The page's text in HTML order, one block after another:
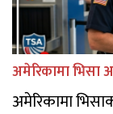
अमेरिकामा भिसा
अमेरिकामा